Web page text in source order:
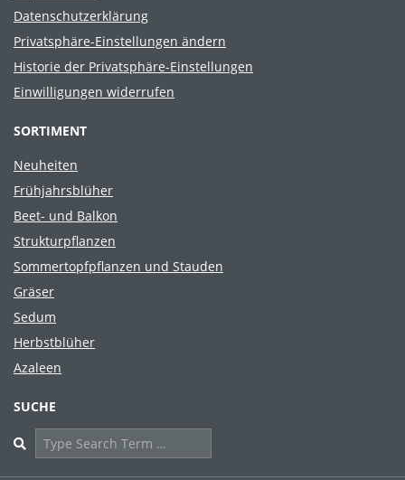
Datenschutzerklärung
Privatsphäre-Einstellungen ändern
Historie der Privatsphäre-Einstellungen
Einwilligungen widerrufen
SORTIMENT
Neuheiten
Frühjahrsblüher
Beet- und Balkon
Strukturpflanzen
Sommertopfpflanzen und Stauden
Gräser
Sedum
Herbstblüher
Azaleen
SUCHE
Search